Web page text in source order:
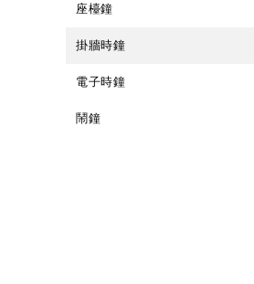
座檯鐘
掛牆時鐘
電子時鐘
鬧鐘